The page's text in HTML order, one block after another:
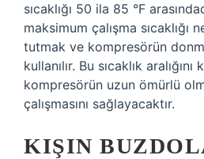
sıcaklığı 50 ila 85 °F
maksimum çalışma sıcaklığı
tutmak ve kompresörün
kullanılır. Bu sıcaklık aralığını
kompresörün uzun ömürlü
çalışmasını sağlayacaktır.
KIŞIN